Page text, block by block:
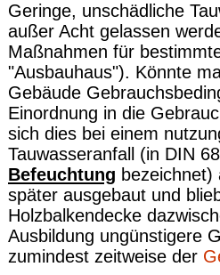
Geringe, unschädliche
außer Acht gelassen
Maßnahmen für
"Ausbauhaus"). Könnte
Gebäude
Einordnung in die
sich dies bei einem
Tauwasseranfall (in DIN
Befeuchtung
später ausgebaut und
Holzbalkendecke
Ausbildung ungünstigere
zumindest zeitweise der